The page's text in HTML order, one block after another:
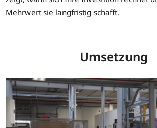
Mehrwert sie langfristig schafft.
Umsetzung